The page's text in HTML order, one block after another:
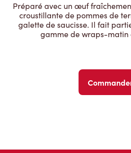
Préparé avec un œuf
croustillante de pommes de
galette de saucisse. Il fait
gamme de wraps-matin